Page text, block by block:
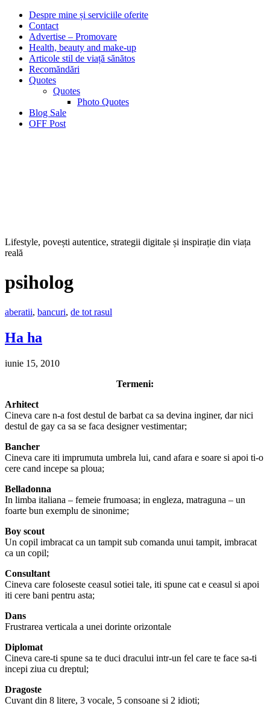
Despre mine și serviciile oferite
Contact
Advertise – Promovare
Health, beauty and make-up
Articole stil de viață sănătos
Recomăndări
Quotes
Quotes
Photo Quotes
Blog Sale
OFF Post
Lifestyle, povești autentice, strategii digitale și inspirație din viața
reală
psiholog
aberatii, bancuri, de tot rasul
Ha ha
iunie 15, 2010
Termeni:
Arhitect
Cineva care n-a fost destul de barbat ca sa devina inginer, dar nici
destul de gay ca sa se faca designer vestimentar;
Bancher
Cineva care iti imprumuta umbrela lui, cand afara e soare si apoi ti-o
cere cand incepe sa ploua;
Belladonna
In limba italiana – femeie frumoasa; in engleza, matraguna – un
foarte bun exemplu de sinonime;
Boy scout
Un copil imbracat ca un tampit sub comanda unui tampit, imbracat
ca un copil;
Consultant
Cineva care foloseste ceasul sotiei tale, iti spune cat e ceasul si apoi
iti cere bani pentru asta;
Dans
Frustrarea verticala a unei dorinte orizontale
Diplomat
Cineva care-ti spune sa te duci dracului intr-un fel care te face sa-ti
incepi ziua cu dreptul;
Dragoste
Cuvant din 8 litere, 3 vocale, 5 consoane si 2 idioti;